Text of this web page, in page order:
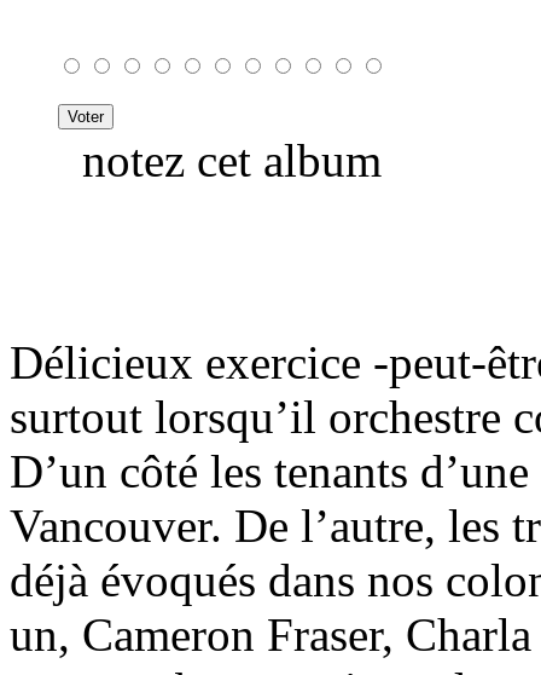
notez cet album
Délicieux exercice -peut-
surtout lorsqu’il orchestre
D’un côté les tenants
Vancouver. De l’autre, les
déjà évoqués dans nos
un, Cameron Fraser,